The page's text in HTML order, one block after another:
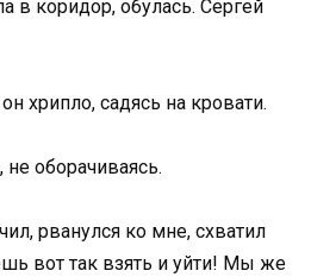
в коридор, обулась. Сергей
хрипло, садясь на кровати.
оборачиваясь.
рванулся ко мне, схватил
вот так взять и уйти! Мы же